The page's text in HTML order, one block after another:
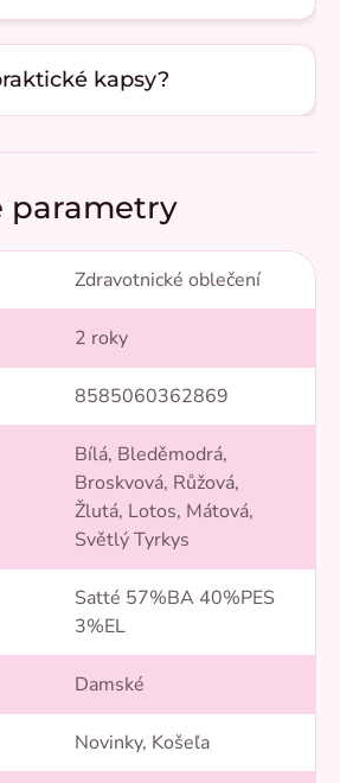
kapsy?
parametry
Zdravotnické oblečení
2 roky
8585060362869
Bílá, Bleděmodrá,
Broskvová, Růžová,
Žlutá, Lotos, Mátová,
Světlý Tyrkys
Satté 57%BA 40%PES
3%EL
Damské
Novinky, Košeľa